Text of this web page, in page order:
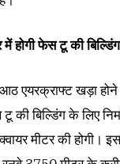
में होगी फेस टू की बिल्डिंग
एयरक्राफ्ट खड़ा होने
बिल्डिंग के लिए
मीटर की होगी।